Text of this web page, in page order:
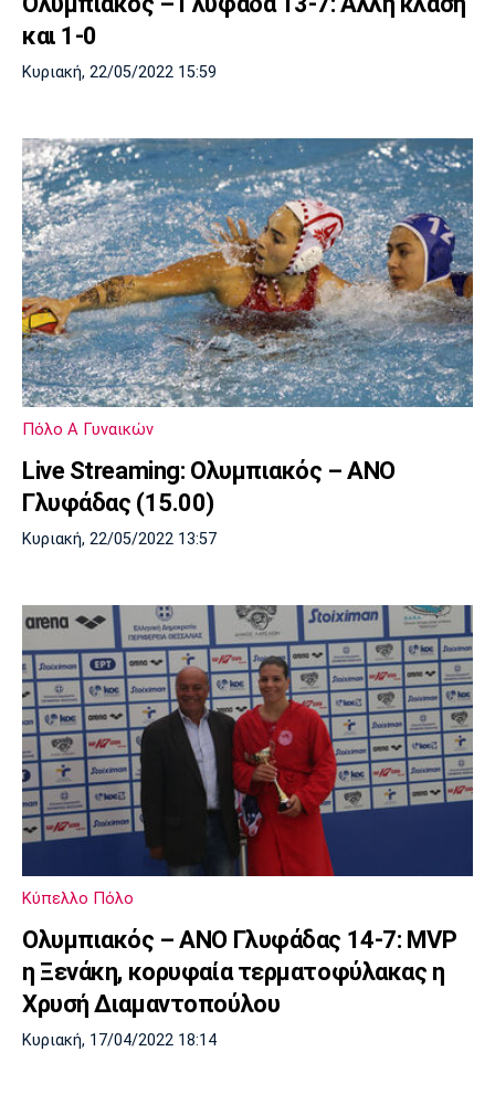
και 1-0
Κυριακή, 22/05/2022 15:59
Πόλο Α Γυναικών
Live Streaming: Ολυμπιακός – ΑΝΟ
Γλυφάδας (15.00)
Κυριακή, 22/05/2022 13:57
Κύπελλο Πόλο
Ολυμπιακός – ΑΝΟ Γλυφάδας 14-7: MVP
η Ξενάκη, κορυφαία τερματοφύλακας η
Χρυσή Διαμαντοπούλου
Κυριακή, 17/04/2022 18:14